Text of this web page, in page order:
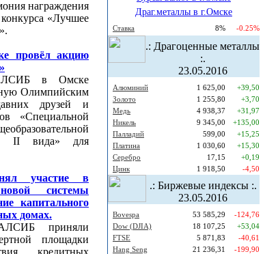
награждения
конкурса «Лучшее
провёл акцию
в Омске
Олимпийским
друзей и
«Специальной
II вида» для
участие в
системы
капитального
домах.
приняли
площадки
кредитных
Драг.металлы в г.Омске
Ставка 8% -0.25%
.: Драгоценные металлы
:.
23.05.2016
Алюминий 1 625,00
+39,50
Золото
1 255,80
+3,70
Медь
4 938,37
+31,97
Никель
9 345,00
+135,00
Палладий
599,00
+15,25
Платина
1 030,60
+15,30
Серебро
17,15
+0,19
Цинк
1 918,50 -4,50
.: Биржевые индексы :.
23.05.2016
Bovespa 53 585,29
-124,76
Dow (DJIA)
18 107,25
+53,04
FTSE
5 871,83
-40,61
Hang Seng
21 236,31
-199,90